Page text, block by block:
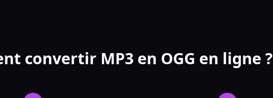
convertir MP3 en OGG en ligne ?